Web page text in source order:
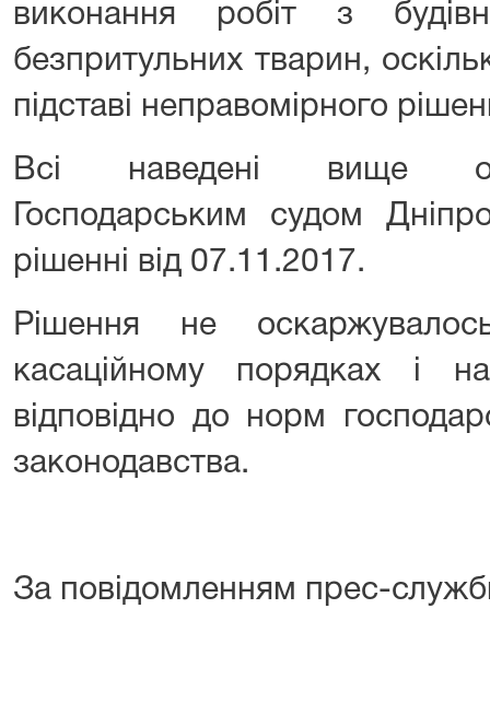
виконання робіт з
безпритульних тварин,
підставі неправомірного
Всі наведені вище
Господарським судом
рішенні від 07.11.2017.
Рішення не
касаційному порядках і
відповідно до норм
законодавства.
За повідомленням прес-